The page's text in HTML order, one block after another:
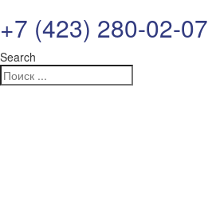
+7 (423) 280-02-07
Search